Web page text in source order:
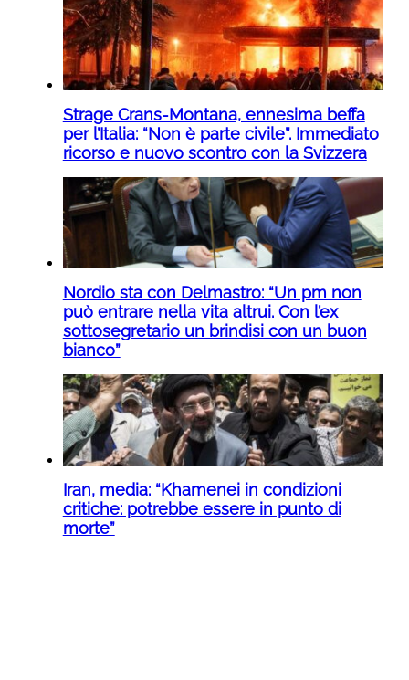
Strage Crans-Montana, ennesima beffa
per l’Italia: “Non è parte civile”. Immediato
ricorso e nuovo scontro con la Svizzera
Nordio sta con Delmastro: “Un pm non
può entrare nella vita altrui. Con l’ex
sottosegretario un brindisi con un buon
bianco”
Iran, media: “Khamenei in condizioni
critiche: potrebbe essere in punto di
morte”